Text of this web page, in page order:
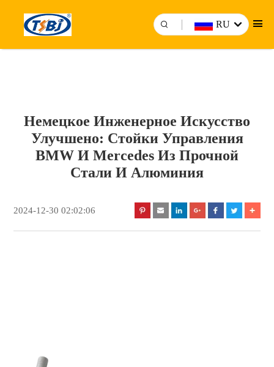
RU
Немецкое Инженерное Искусство
Улучшено: Стойки Управления
BMW И Mercedes Из Прочной
Стали И Алюминия
2024-12-30 02:02:06